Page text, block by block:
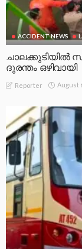
ACCIDENT NEWS
ചാലക്കുടിയിൽ
ദുരന്തം ഒഴിവായി
Reporter August